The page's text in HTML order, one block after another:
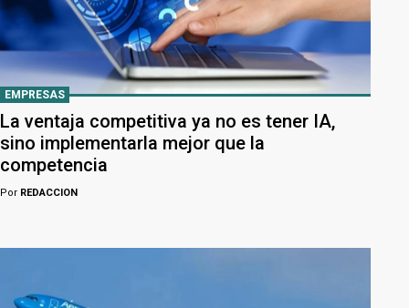
EMPRESAS
La ventaja competitiva ya no es tener IA,
sino implementarla mejor que la
competencia
Por REDACCION